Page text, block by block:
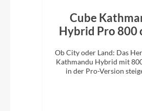
Cube
Hybrid Pro 800
Ob City oder Land: Das
Kathmandu Hybrid mit
in der Pro-Version